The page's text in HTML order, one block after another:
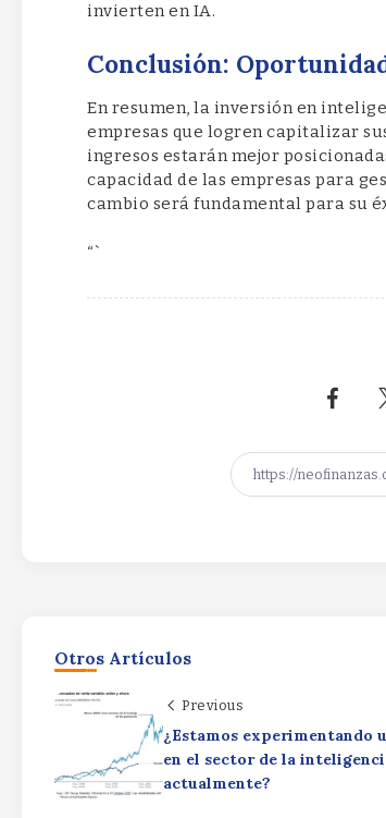
invierten en IA.
Conclusión:
En resumen, la inversión en
empresas que logren capitalizar
ingresos estarán mejor
capacidad de las empresas para
cambio será fundamental para su
“`
Otros Artículos
Previous
¿Estamos experimentando
en el sector de la
actualmente?